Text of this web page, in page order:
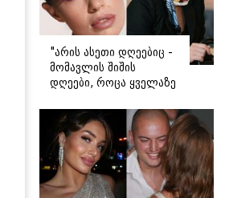
"არის ასეთი დღეებიც -
მომავლის შიშის
დღეები, როცა ყველაზე
- ირინა ონაშვილის
წერილი